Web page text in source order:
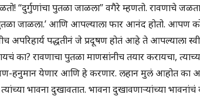
“दुर्गुणांचा पुतळा जाळला” वगैरे म्हणतो. रावणाचे
जाळला.’ आणि आपल्याला फार आनंद होतो. आपण
अपरिहार्य पद्धतीनं जे प्रदूषण होतं आहे ते आपल्याला
का? रावणाचा पुतळा माणसांनीच तयार करायचा,
हनुमान येणार आणि हे करणार. लहान मुलं आहोत का
भावना दुखावतात. भावना दुखावणाऱ्यांच्या